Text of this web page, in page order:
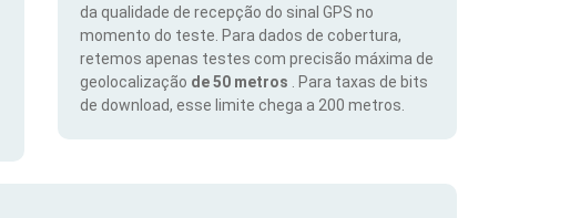
da qualidade de recepção do sinal GPS no
momento do teste. Para dados de cobertura,
retemos apenas testes com precisão máxima de
geolocalização de 50 metros
. Para taxas de bits
de download, esse limite chega a 200 metros.